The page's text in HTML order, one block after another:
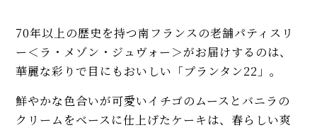
70年以上の歴史を持つ南フランスの老舗パティスリ
ー＜ラ・メゾン・ジュヴォー＞がお届けするのは、
華麗な彩りで目にもおいしい「プランタン22」。
鮮やかな色合いが可愛いイチゴのムースとバニラの
クリームをベースに仕上げたケーキは、春らしい爽